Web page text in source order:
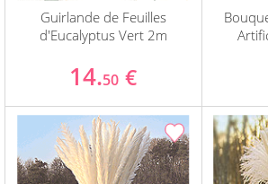
Guirlande de Feuilles
d'Eucalyptus Vert 2m
14.50 €